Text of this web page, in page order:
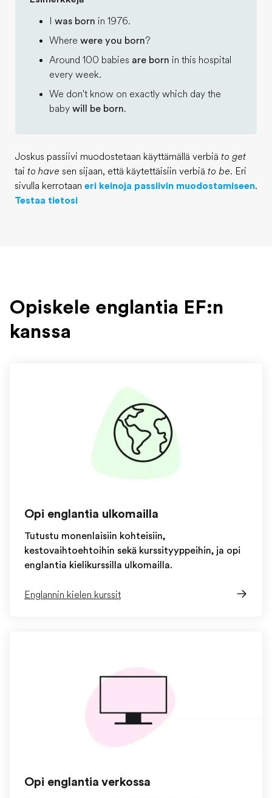
was born in 1976.
Where were you born?
Around 100 babies are born in this hospital
every week.
We don't know on exactly which day the
baby will be born.
Joskus passiivi muodostetaan käyttämällä verbiä to get
tai to have sen sijaan, että käytettäisiin verbiä to be. Eri
sivulla kerrotaan eri keinoja passiivin muodostamiseen.
Testaa tietosi
Opiskele englantia EF:n
kanssa
Opi englantia ulkomailla
Tutustu monenlaisiin kohteisiin,
kestovaihtoehtoihin sekä kurssityyppeihin, ja opi
englantia kielikurssilla ulkomailla.
Englannin kielen kurssit
Opi englantia verkossa